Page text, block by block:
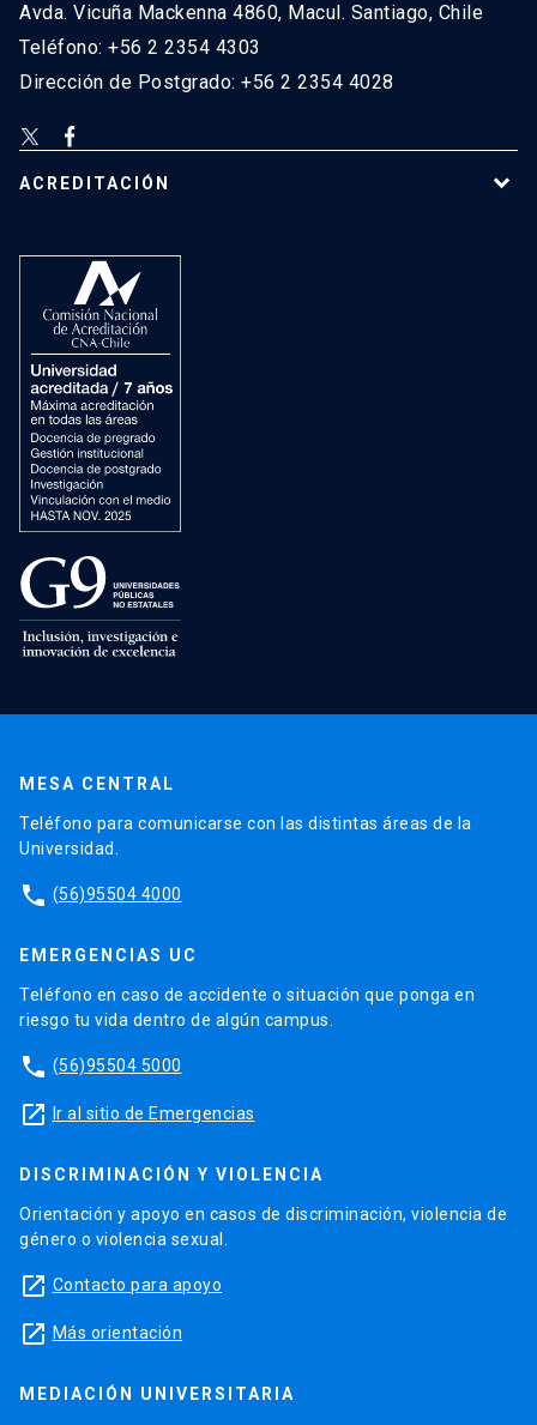
Avda. Vicuña Mackenna 4860, Macul. Santiago, Chile
Teléfono: +56 2 2354 4303
Dirección de Postgrado: +56 2 2354 4028
ACREDITACIÓN
MESA CENTRAL
Teléfono para comunicarse con las distintas áreas de la
Universidad.
phone (56)95504 4000
EMERGENCIAS UC
Teléfono en caso de accidente o situación que ponga en
riesgo tu vida dentro de algún campus.
phone (56)95504 5000
launch Ir al sitio de Emergencias
DISCRIMINACIÓN Y VIOLENCIA
Orientación y apoyo en casos de discriminación, violencia de
género o violencia sexual.
launch Contacto para apoyo
launch Más orientación
MEDIACIÓN UNIVERSITARIA